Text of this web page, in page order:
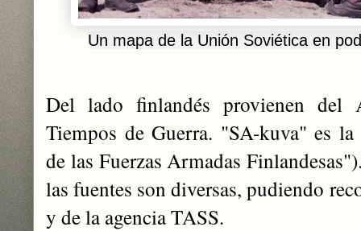
Un mapa de la Unión Soviética en
Del lado finlandés provienen del
Tiempos de Guerra. "SA-kuva" es
de las Fuerzas Armadas
las fuentes son diversas, pudiendo
y de la agencia TASS.